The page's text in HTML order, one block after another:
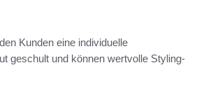
Kunden eine individuelle
geschult und können wertvolle Styling-